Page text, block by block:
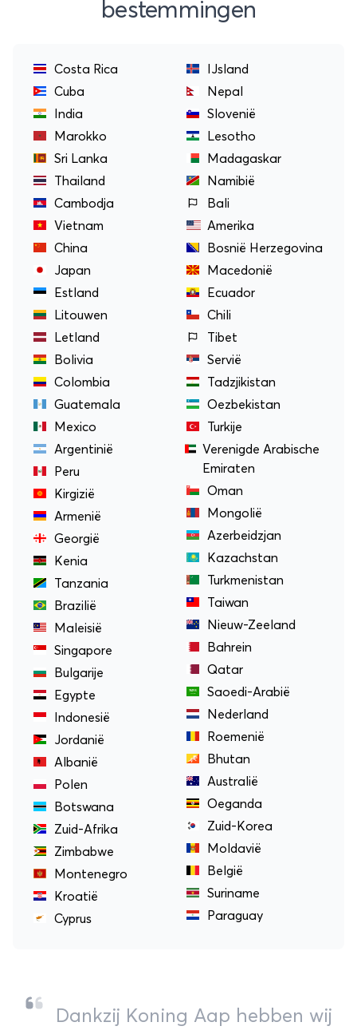
bestemmingen
Costa Rica
Cuba
India
Marokko
Sri Lanka
Thailand
Cambodja
Vietnam
China
Japan
Estland
Litouwen
Letland
Bolivia
Colombia
Guatemala
Mexico
Argentinië
Peru
Kirgizië
Armenië
Georgië
Kenia
Tanzania
Brazilië
Maleisië
Singapore
Bulgarije
Egypte
Indonesië
Jordanië
Albanië
Polen
Botswana
Zuid-Afrika
Zimbabwe
Montenegro
Kroatië
Cyprus
IJsland
Nepal
Slovenië
Lesotho
Madagaskar
Namibië
Bali
Amerika
Bosnië Herzegovina
Macedonië
Ecuador
Chili
Tibet
Servië
Tadzjikistan
Oezbekistan
Turkije
Verenigde Arabische
Emiraten
Oman
Mongolië
Azerbeidzjan
Kazachstan
Turkmenistan
Taiwan
Nieuw-Zeeland
Bahrein
Qatar
Saoedi-Arabië
Nederland
Roemenië
Bhutan
Australië
Oeganda
Zuid-Korea
Moldavië
België
Suriname
Paraguay
Dankzij Koning Aap hebben wij